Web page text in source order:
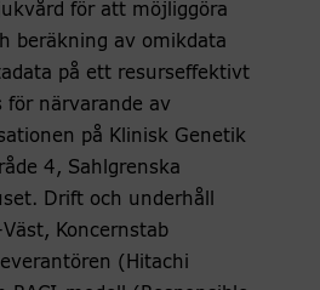
för att möjliggöra
beräkning av omikdata
på ett resurseffektivt
för närvarande av
på Klinisk Genetik
4, Sahlgrenska
Drift och underhåll
Koncernstab
(Hitachi